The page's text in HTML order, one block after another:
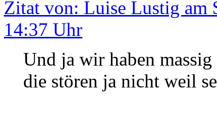
Zitat von: Luise Lustig am
14:37 Uhr
Und ja wir haben
die stören ja nicht weil